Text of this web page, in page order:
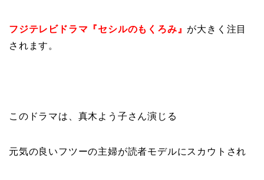
フジテレビドラマ『セシルのもくろみ』 が大きく注目
されます。
このドラマは、真木よう子さん演じる
元気の良いフツーの主婦が読者モデルにスカウトされ